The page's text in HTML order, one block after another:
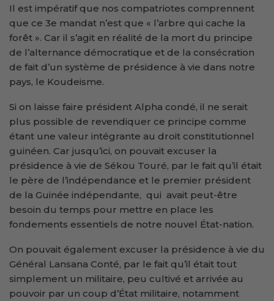
Il est impératif que nos compatriotes comprennent
que ce 3e mandat n’est que « l’arbre qui cache la
forêt ». Car il s’agit en réalité de la mort du principe
de l’alternance démocratique et de la consécration
de fait d’un système de présidence à vie dans notre
pays, le Koudeisme.
Si on laisse faire président Alpha condé, il ne serait
plus possible de revendiquer ce principe comme
étant une valeur intégrante au droit constitutionnel
guinéen. Car jusqu’ici, on pouvait excuser la
présidence à vie de Sékou Touré, par le fait qu’il était
le père de l’indépendance et le premier président
de la Guinée indépendante, qui avait peut-être
besoin du temps pour mettre en place les
fondements essentiels de notre nouvel État-nation.
On pouvait également excuser la présidence à vie du
Général Lansana Conté, par le fait qu’il était tout
simplement un militaire, peu cultivé et arrivée au
pouvoir par un coup d’État militaire, notamment